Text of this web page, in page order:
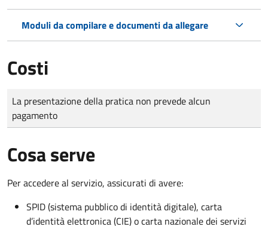
Moduli da compilare e documenti da allegare
Costi
Tipo di pagamento
Importo
La presentazione della pratica non prevede alcun
pagamento
Cosa serve
Per accedere al servizio, assicurati di avere:
SPID (sistema pubblico di identità digitale), carta
d’identità elettronica (CIE) o carta nazionale dei servizi